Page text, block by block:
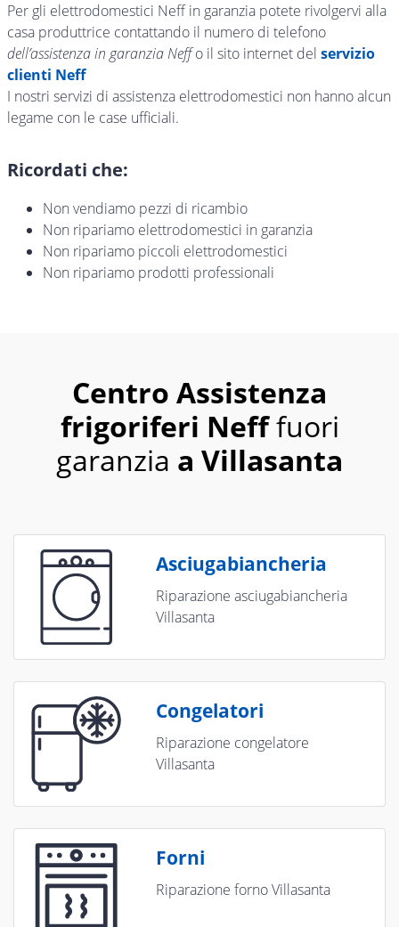
Per gli elettrodomestici Neff in garanzia potete rivolgervi alla
casa produttrice contattando il numero di telefono
dell’assistenza in garanzia Neffo il sito internet del servizio
clienti Neff
I nostri servizi di assistenza elettrodomestici non hanno alcun
legame con le case ufficiali.
Ricordati che:
Non vendiamo pezzi di ricambio
Non ripariamo elettrodomestici in garanzia
Non ripariamo piccoli elettrodomestici
Non ripariamo prodotti professionali
Centro Assistenza
frigoriferi Nefffuori
garanzia a Villasanta
Asciugabiancheria
Riparazione asciugabiancheria
Villasanta
Congelatori
Riparazione congelatore
Villasanta
Forni
Riparazione forno Villasanta